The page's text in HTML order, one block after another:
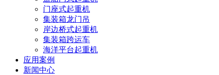
门座式起重机
集装箱龙门吊
岸边桥式起重机
集装箱跨运车
海洋平台起重机
应用案例
新闻中心